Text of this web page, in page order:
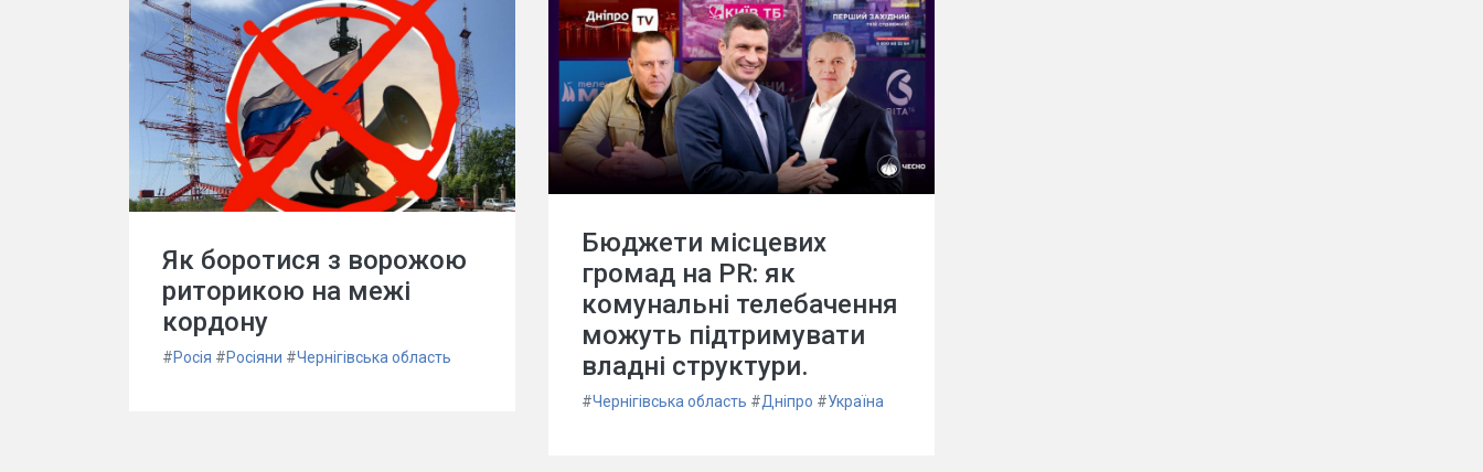
Як боротися з ворожою
риторикою на межі
кордону
#Росія #Росіяни #Чернігівська область
Бюджети місцевих
громад на PR: як
комунальні телебачення
можуть підтримувати
владні структури.
#Чернігівська область #Дніпро #Україна